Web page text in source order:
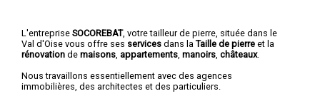
L'entreprise SOCOREBAT, votre tailleur de pierre , située dans le
Val d'Oise vous offre ses services dans la Taille de pierre et la
rénovation de maisons appartements manoirs châteaux.
Nous travaillons essentiellement avec des agences
immobilières, des architectes et des particuliers.